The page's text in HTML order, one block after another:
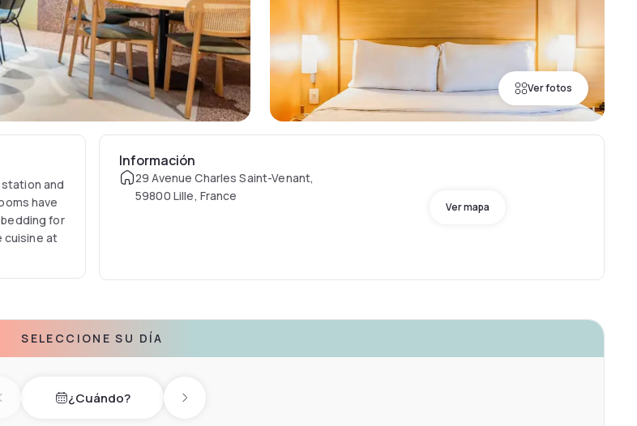
Ver fotos
and
have
for
cuisine at
Información
29 Avenue Charles Saint-Venant,
59800 Lille, France
Ver mapa
SELECCIONE SU DÍA
Previous day¿Cuándo? Next day